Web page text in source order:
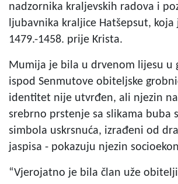
nadzornika kraljevskih radova i
ljubavnika kraljice Hatšepsut, koja
1479.-1458. prije Krista.
Mumija je bila u drvenom lijesu u
ispod Senmutove obiteljske
identitet nije utvrđen, ali njezin
srebrno prstenje sa slikama buba
simbola uskrsnuća, izrađeni od
jaspisa - pokazuju njezin
“Vjerojatno je bila član uže